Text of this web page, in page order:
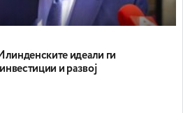
идеали ги
и развој